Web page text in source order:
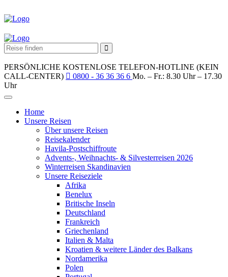
PERSÖNLICHE KOSTENLOSE TELEFON-HOTLINE (KEIN
CALL-CENTER)
0800 - 36 36 36 6 Mo. – Fr.: 8.30 Uhr – 17.30
Uhr
Home
Unsere Reisen
Über unsere Reisen
Reisekalender
Havila-Postschiffroute
Advents-, Weihnachts- & Silvesterreisen 2026
Winterreisen Skandinavien
Unsere Reiseziele
Afrika
Benelux
Britische Inseln
Deutschland
Frankreich
Griechenland
Italien & Malta
Kroatien & weitere Länder des Balkans
Nordamerika
Polen